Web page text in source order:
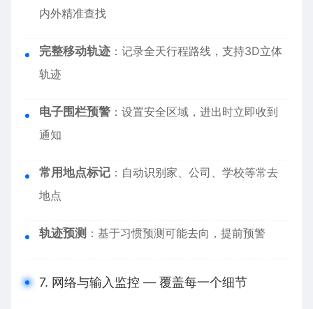
内外精准查找
完整移动轨迹 ：记录全天行程路线，支持3D立体
轨迹
电子围栏预警 ：设置安全区域，进出时立即收到
通知
常用地点标记 ：自动识别家、公司、学校等常去
地点
轨迹预测 ：基于习惯预测可能去向，提前预警
7. 网络与输入监控 — 覆盖每一个细节